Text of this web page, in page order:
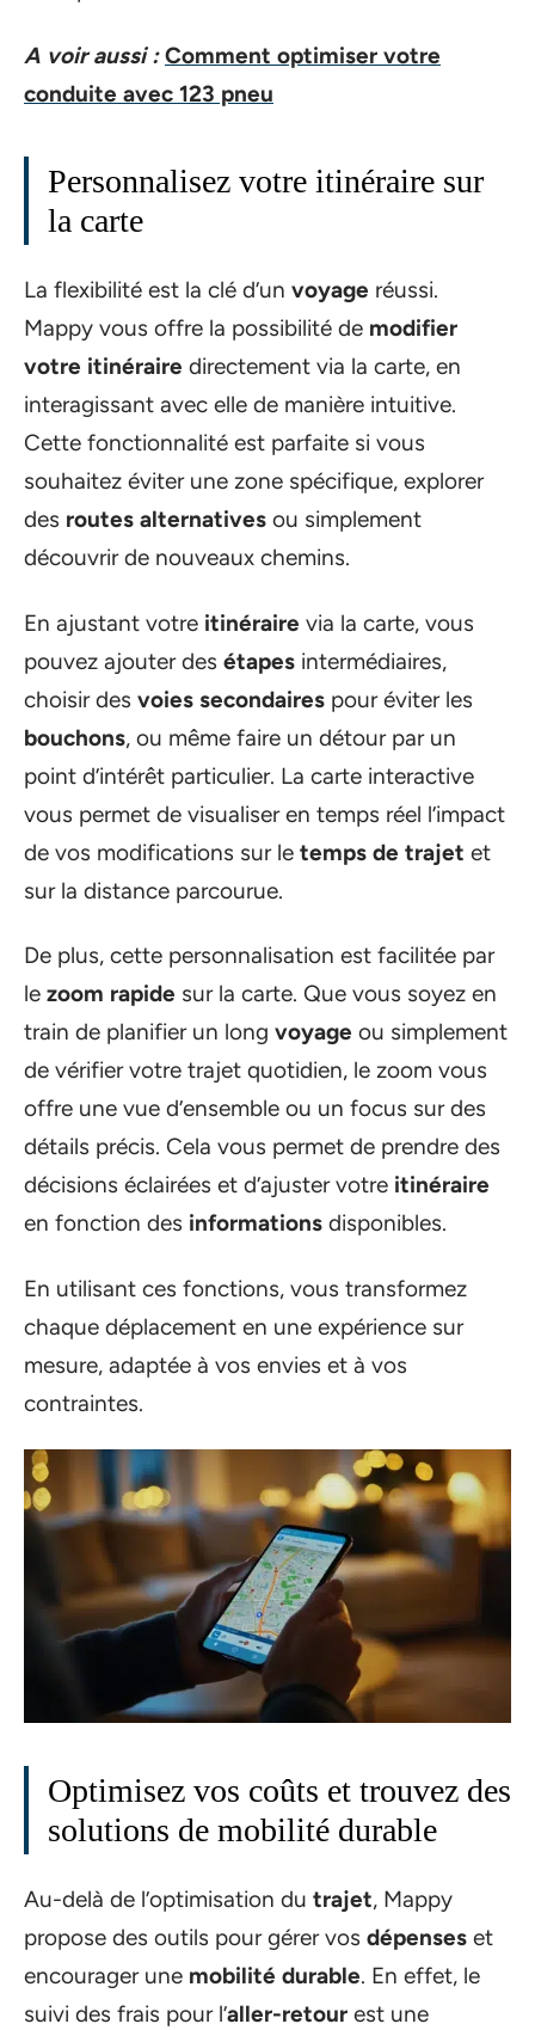
A voir aussi : Comment optimiser votre
conduite avec 123 pneu
Personnalisez votre itinéraire sur
la carte
La flexibilité est la clé d’un voyage réussi.
Mappy vous offre la possibilité de modifier
votre itinéraire directement via la carte, en
interagissant avec elle de manière intuitive.
Cette fonctionnalité est parfaite si vous
souhaitez éviter une zone spécifique, explorer
des routes alternatives ou simplement
découvrir de nouveaux chemins.
En ajustant votre itinéraire via la carte, vous
pouvez ajouter des étapes intermédiaires,
choisir des voies secondaires pour éviter les
bouchons, ou même faire un détour par un
point d’intérêt particulier. La carte interactive
vous permet de visualiser en temps réel l’impact
de vos modifications sur le temps de trajet et
sur la distance parcourue.
De plus, cette personnalisation est facilitée par
le zoom rapide sur la carte. Que vous soyez en
train de planifier un long voyage ou simplement
de vérifier votre trajet quotidien, le zoom vous
offre une vue d’ensemble ou un focus sur des
détails précis. Cela vous permet de prendre des
décisions éclairées et d’ajuster votre itinéraire
en fonction des informations disponibles.
En utilisant ces fonctions, vous transformez
chaque déplacement en une expérience sur
mesure, adaptée à vos envies et à vos
contraintes.
Optimisez vos coûts et trouvez des
solutions de mobilité durable
Au-delà de l’optimisation du trajet, Mappy
propose des outils pour gérer vos dépenses et
encourager une mobilité durable. En effet, le
suivi des frais pour l’aller-retour est une